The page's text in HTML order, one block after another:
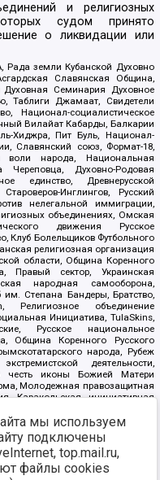
и религиозных
судом принято
о ликвидации или
Рада земли Кубанской Духовно
Славянская Община,
Семинария Духовное
Таблиги Джамаат, Свидетели
Национал-социалистическое
Вилайат Кабарды, Балкарии
Хиджра, Пит Буль, Национал-
Славянский союз, Формат-18,
народа, Национальная
Череповца, Духовно-Родовая
единство, Древнерусской
Инглингов, Русский
нелегальной иммиграции,
объединениях, Омская
движения Русское
Клуб Болельщиков Футбольного
религиозная организация
области, Община Коренного
Правый сектор, Украинская
народная самооборона,
им. Степана Бандеры, Братство,
объединение
Инициатива, TulaSkins,
Русское национальное
Община Коренного Русского
народа, Рубеж
деятельности,
честь иконы Божией Матери
Молодежная правозащитная
Каракольская инициативная
Русская республика Русь,
Нация и свобода, W.H.С., Фалунь
клуб-Новокузнецк/РПК,
коррупцией, Фонд защиты прав
СССР Прикубанского округа г.
мы используем
подключены
top.mail.ru,
файлы cookies